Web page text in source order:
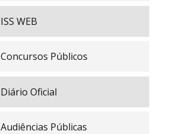
ISS WEB
Concursos Públicos
Diário Oficial
Audiências Públicas